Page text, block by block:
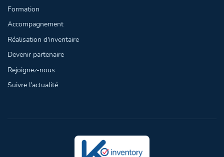
Formation
Accompagnement
Réalisation d'inventaire
Devenir partenaire
Rejoignez-nous
Suivre l'actualité